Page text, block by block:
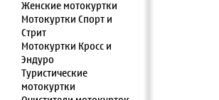
Женские мотокуртки
Мотокуртки Спорт и
Стрит
Мотокуртки Кросс и
Эндуро
Туристические
мотокуртки